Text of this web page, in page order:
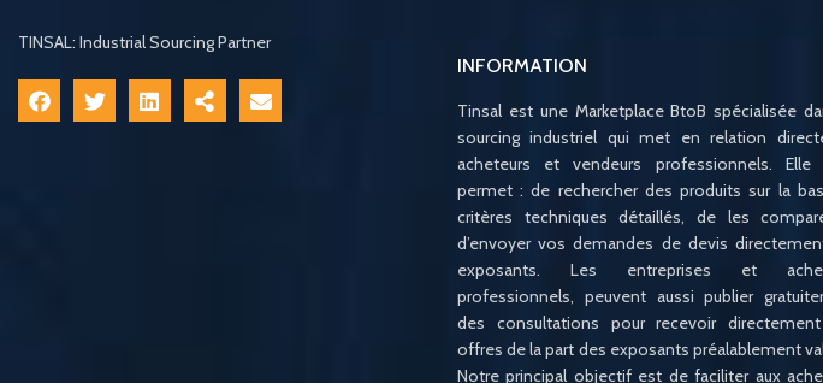
TINSAL: Industrial Sourcing Partner
INFORMATION
Tinsal est une Marketplace BtoB spécialisée
sourcing industriel qui met en relation
acheteurs et vendeurs professionnels. Elle
permet : de rechercher des produits sur la
critères techniques détaillés, de les
d’envoyer vos demandes de devis
exposants. Les entreprises et
professionnels, peuvent aussi publier
des consultations pour recevoir
offres de la part des exposants préalablement
Notre principal objectif est de faciliter aux